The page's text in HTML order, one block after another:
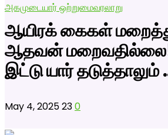
அகமுடையார் ஒற்றுமைவரலாறு
ஆயிரக் கைகள்
ஆதவன்
இட்டு யார் தடுத்தாலும்
May 4, 2025230